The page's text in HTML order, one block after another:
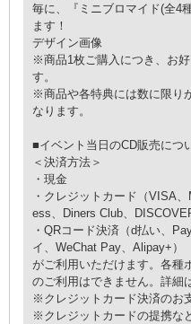
毎に、『ミニブロマイド(全4
ます！
デザイン画像
※商品1枚ご購入につき、お
す。
※商品や各特典には数に限り
なります。
■イベント当日のCD販売につ
＜決済方法＞
・現金
・クレジットカード（VISA
ess、Diners Club、
・QRコード決済（d払い、
イ、WeChat Pay、Alipay+）
がご利用いただけます。各種
のご利用はできません。詳細
※クレジットカード決済のお
※クレジットカードの提携な